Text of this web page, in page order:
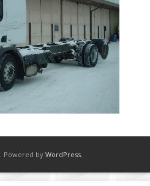
. Powered by WordPress.